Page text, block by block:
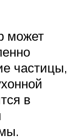
может
частицы,
в